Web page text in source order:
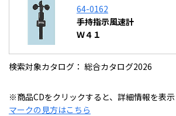
64-0162
手持指示風速計
Ｗ４１
検索対象カタログ： 総合カタログ2026
※商品CDをクリックすると、詳細情報を表示
マークの見方はこちら